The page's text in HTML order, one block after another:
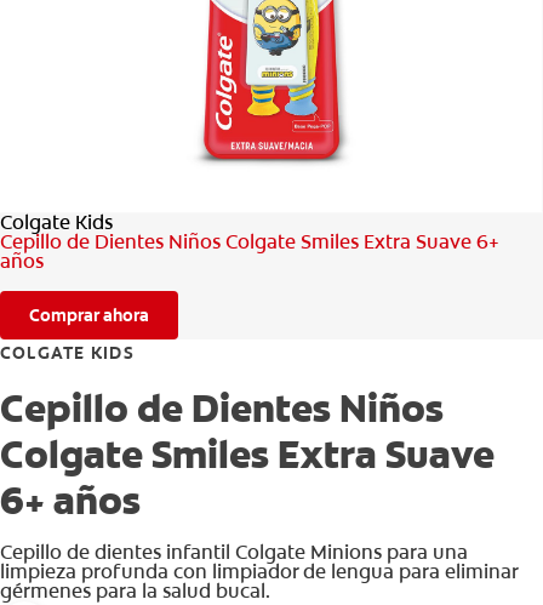
CHEQUEO DE SALUD BUCAL
SELECCIÓN DE PRODUCTOS
PARA PROFESIONALES
Colgate Kids
Cepillo de Dientes Niños Colgate Smiles Extra Suave 6+
años
Comprar ahora
COLGATE KIDS
Cepillo de Dientes Niños
Colgate Smiles Extra Suave
6+ años
Cepillo de dientes infantil Colgate Minions para una
limpieza profunda con limpiador de lengua para eliminar
gérmenes para la salud bucal.